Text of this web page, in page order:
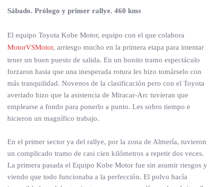
Sábado. Prólogo y primer rallye. 460 kms
El equipo Toyota Kobe Motor, equipo con el que colabora
MotorVSMotor, arriesgo mucho en la primera etapa para intentar
tener un buen puesto de salida. En un bonito tramo espectáculo
forzaron hasta que una inesperada rotura les hizo tomárselo con
más tranquilidad. Novenos de la clasificación pero con el Toyota
averiado hizo que la asistencia de Miracar-Arc tuvieran que
emplearse a fondo para ponerlo a punto. Les sobro tiempo e
hicieron un magnífico trabajo.
En el primer sector ya del rallye, por la zona de Almería, tuvieron
un complicado tramo de casi cien kilómetros a repetir dos veces.
La primera pasada el Equipo Kobe Motor fue sin asumir riesgos y
viendo que todo funcionaba a la perfección. El polvo hacía